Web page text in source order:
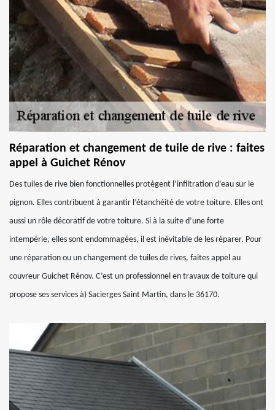
Réparation et changement de tuile de rive : faites
appel à Guichet Rénov
Des tuiles de rive bien fonctionnelles protègent l’infiltration d’eau sur le
pignon. Elles contribuent à garantir l’étanchéité de votre toiture. Elles ont
aussi un rôle décoratif de votre toiture. Si à la suite d’une forte
intempérie, elles sont endommagées, il est inévitable de les réparer. Pour
une réparation ou un changement de tuiles de rives, faites appel au
couvreur Guichet Rénov. C’est un professionnel en travaux de toiture qui
propose ses services à) Sacierges Saint Martin, dans le 36170.